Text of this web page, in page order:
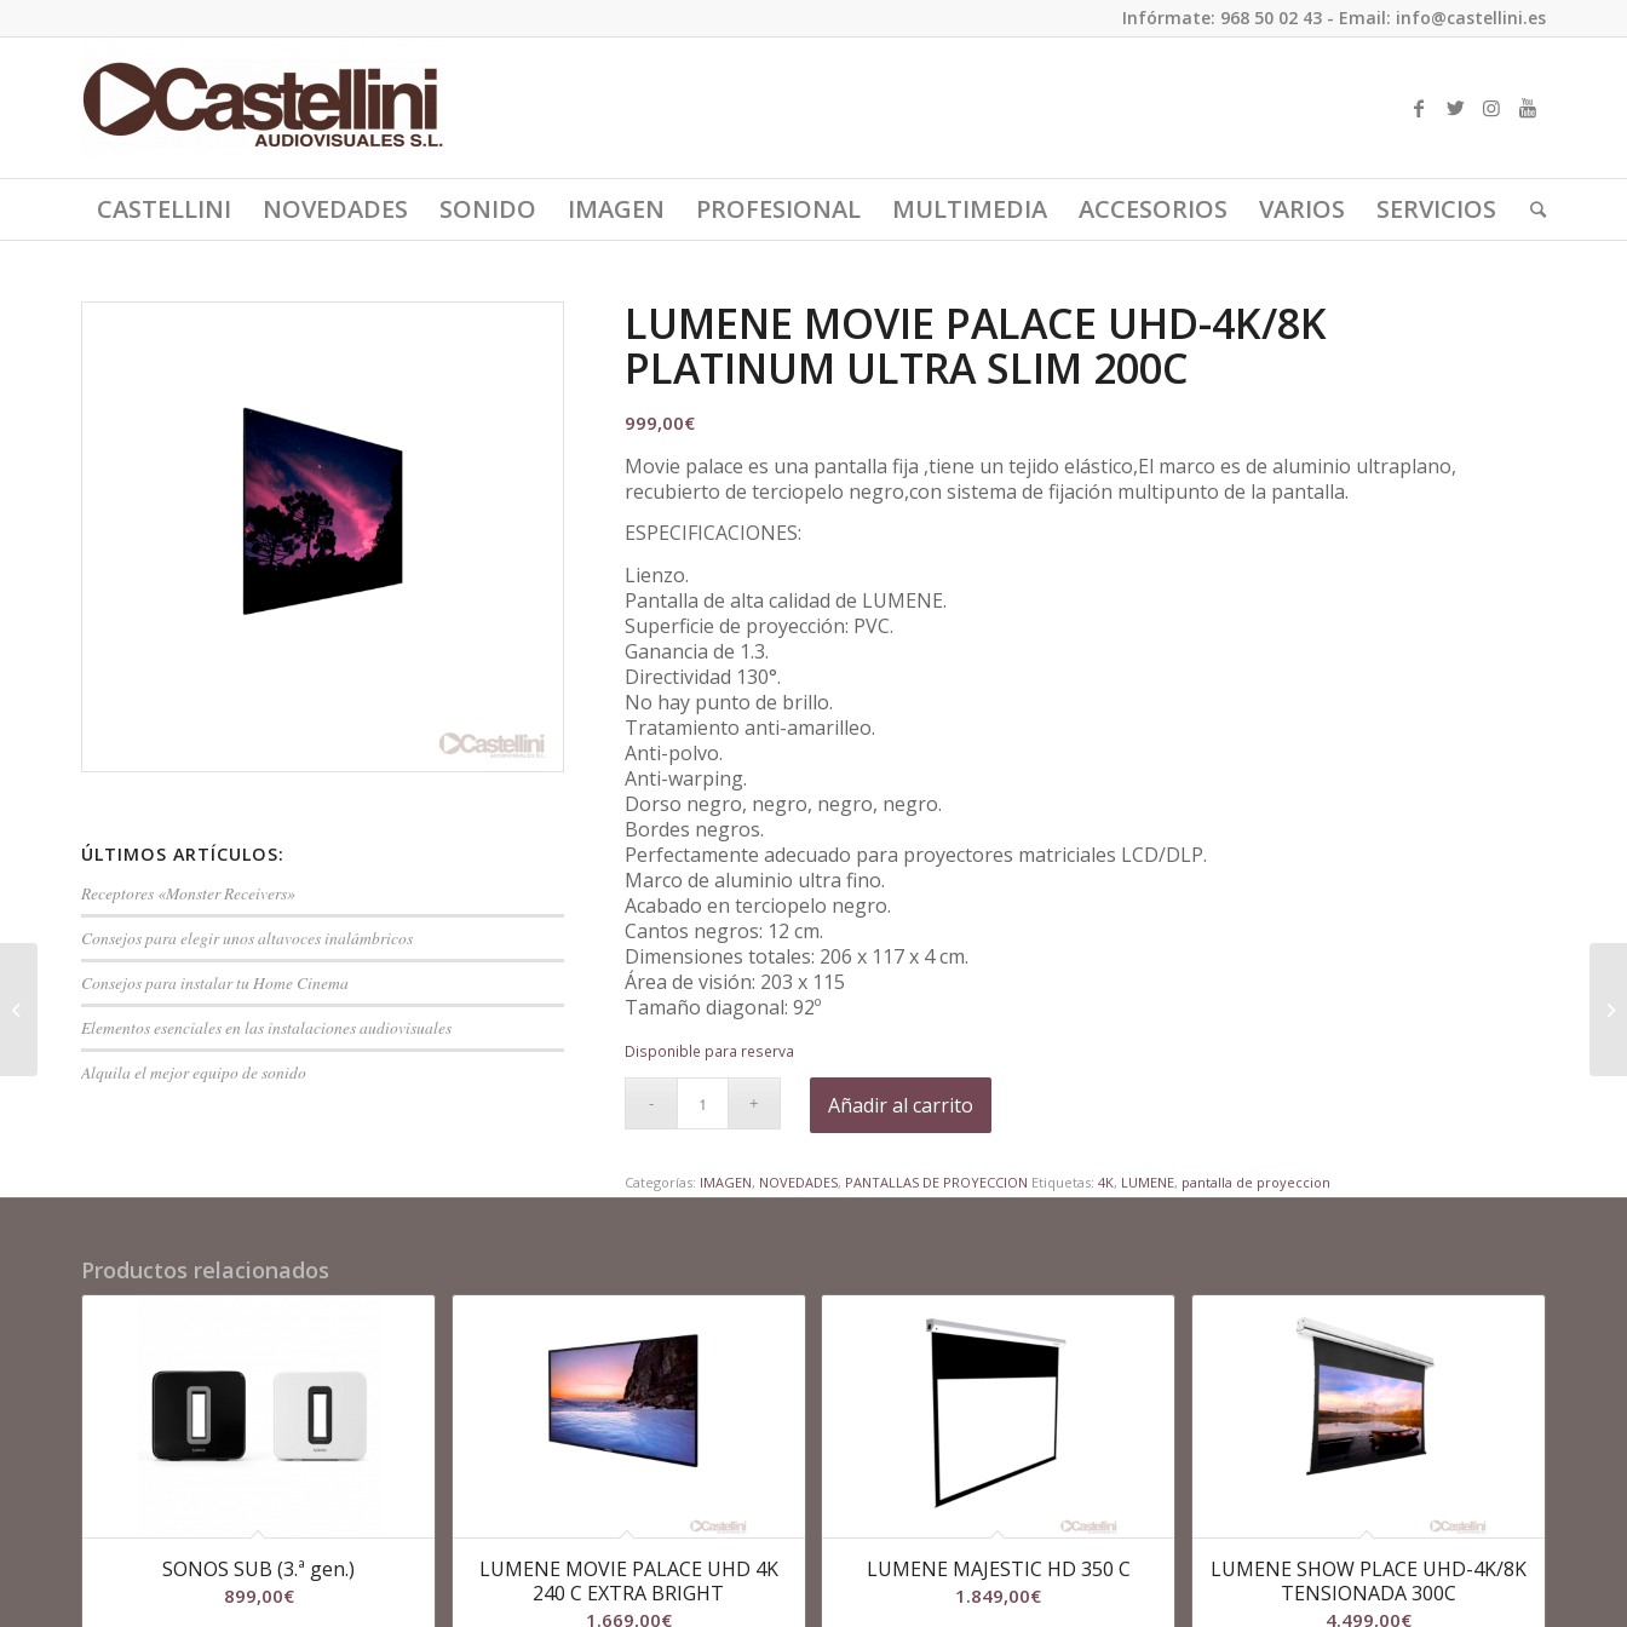
Infórmate: 968 50 02 43 - Email: info@castellini.es
CASTELLINI NOVEDADES SONIDO IMAGEN PROFESIONAL MULTIMEDIA ACCESORIOS VARIOS SERVICIOS
ÚLTIMOS ARTÍCULOS:
Receptores «Monster Receivers»
Consejos para elegir unos altavoces inalámbricos
Consejos para instalar tu Home Cinema
Elementos esenciales en las instalaciones audiovisuales
Alquila el mejor equipo de sonido
LUMENE MOVIE PALACE UHD-4K/8K
PLATINUM ULTRA SLIM 200C
999,00€
Movie palace es una pantalla fija ,tiene un tejido elástico,El marco es de aluminio ultraplano,
recubierto de terciopelo negro,con sistema de fijación multipunto de la pantalla.
ESPECIFICACIONES:
Lienzo.
Pantalla de alta calidad de LUMENE.
Superficie de proyección: PVC.
Ganancia de 1.3.
Directividad 130°.
No hay punto de brillo.
Tratamiento anti-amarilleo.
Anti-polvo.
Anti-warping.
Dorso negro, negro, negro, negro.
Bordes negros.
Perfectamente adecuado para proyectores matriciales LCD/DLP.
Marco de aluminio ultra fino.
Acabado en terciopelo negro.
Cantos negros: 12 cm.
Dimensiones totales: 206 x 117 x 4 cm.
Área de visión: 203 x 115
Tamaño diagonal: 92º
Disponible para reserva
Añadir al carrito
Categorías: IMAGEN, NOVEDADES, PANTALLAS DE PROYECCION Etiquetas:4K, LUMENE, pantalla de proyeccion
Productos relacionados
SONOS SUB (3.ª gen.)
899,00€
LUMENE MOVIE PALACE UHD 4K
240 C EXTRA BRIGHT
1.669,00€
LUMENE MAJESTIC HD 350 C
1.849,00€
LUMENE SHOW PLACE UHD-4K/8K
TENSIONADA 300C
4.499,00€
LUMENE COLISEUM
EXTRA BRIGHT 270C